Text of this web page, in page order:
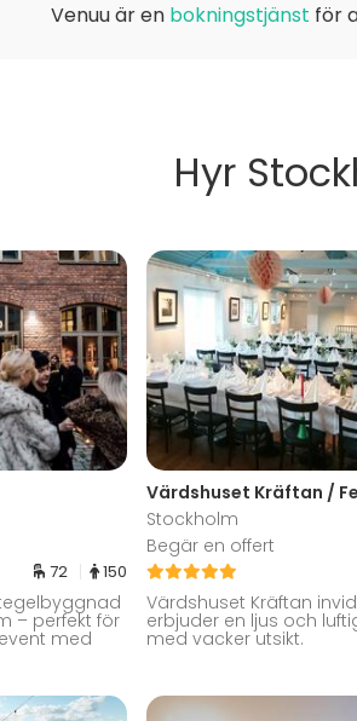
Venuu är en bokningstjänst för
Hyr
72 150
– perfekt för
med
Värdshuset Kräftan /
Stockholm
Begär en offert
Värdshuset Kräftan
erbjuder en ljus och
med vacker utsikt.